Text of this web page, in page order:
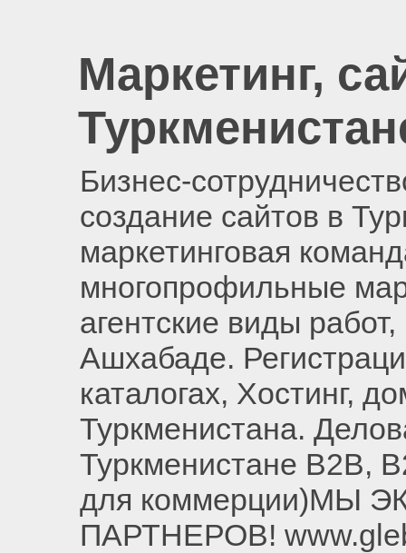
Маркетинг,
Бизнес-
создание сайтов в
маркетинговая
многопрофильные
агентские виды
Ашхабаде.
каталогах, Хостинг,
Туркменистана.
Туркменистане B2B,
для коммерции)МЫ
ПАРТНЕРОВ!